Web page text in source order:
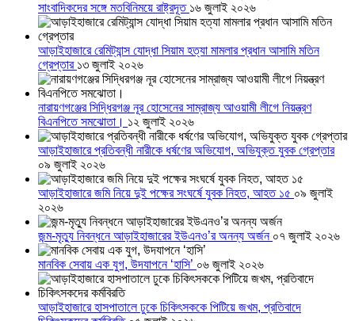
সাংবাদিকদের সঙ্গে মতবিনিময়ে রাষ্ট্রদূত ১৬ জুলাই ২০২৬
আড়াইহাজারে রেমিট্যান্স যোদ্ধা সিয়াম হত্যা মামলার প্রধান আসামি মতিন
গ্রেপ্তার ১৩ জুলাই ২০২৬
নারায়ণগঞ্জের সিদ্ধিরগঞ্জ নূর হোসেনের সাম্রাজ্য আওয়ামী লীগে নিয়ন্ত্রণ
বিএনপিতে সমঝোতা। ১২ জুলাই ২০২৬
আড়াইহাজারে প্রতিবন্ধী নারীকে ধর্ষণের অভিযোগ, অভিযুক্ত যুবক গ্রেপ্তার
০৯ জুলাই ২০২৬
আড়াইহাজারে জমি নিয়ে দুই পক্ষের সংঘর্ষে যুবক নিহত, আহত ১৫ ০৯ জুলাই
২০২৬
জন্ম-মৃত্যু নিবন্ধনে আড়াইহাজারের ইউএনও’র অনন্য অর্জন ০৭ জুলাই ২০২৬
মানবিক সেবায় এক যুগ, উদযাপনে ‘হাসি’ ০৬ জুলাই ২০২৬
আড়াইহাজারে হাসপাতালে ঢুকে চিকিৎসককে পিটিয়ে জখম, প্রতিবাদে